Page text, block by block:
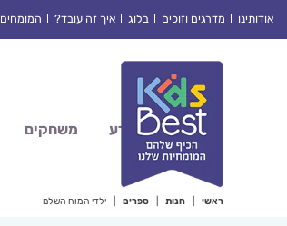
אודותינו מדרגים וזוכים בלוג איך זה עובד? המומחים
מדע משחקים
ראשי חנות ספרים ילדי המוח השלם